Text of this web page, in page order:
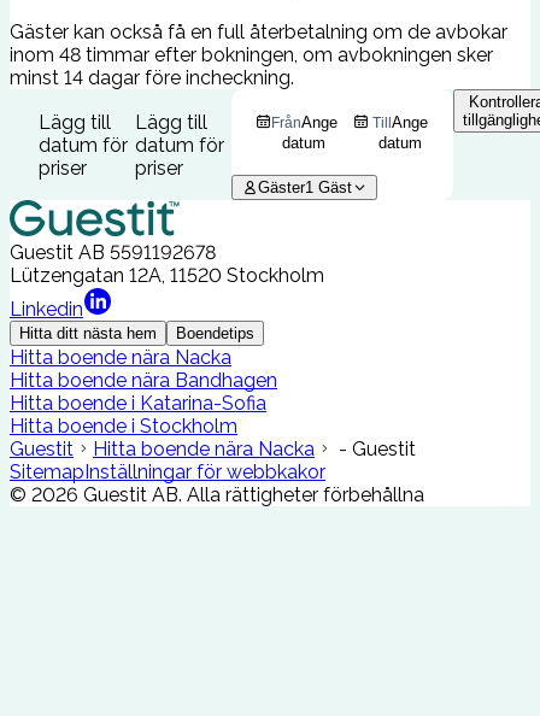
Gäster kan också få en full återbetalning om de avbokar
inom 48 timmar efter bokningen, om avbokningen sker
minst 14 dagar före incheckning.
Lägg till
datum för
priser
Lägg till
datum för
priser
FrånAnge
datum
Till Ange
datum
Gäster1 Gäst
Guestit AB 5591192678
Lützengatan 12A, 11520 Stockholm
Linkedin
Hitta ditt nästa hem Boendetips
Hitta boende nära Nacka
Hitta boende nära Bandhagen
Hitta boende i Katarina-Sofia
Hitta boende i Stockholm
Guestit
Hitta boende nära Nacka
- Guestit
Sitemap Inställningar för webbkakor
© 2026 Guestit AB. Alla rättigheter förbehållna